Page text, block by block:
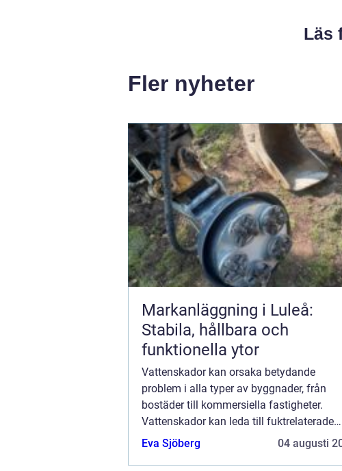
Läs
Fler nyheter
Markanläggning i Luleå:
Stabila, hållbara och
funktionella ytor
Vattenskador kan orsaka betydande
problem i alla typer av byggnader, från
bostäder till kommersiella fastigheter.
Vattenskador kan leda till fuktrelaterade
problem som mögel och kan i värsta fall
Eva Sjöberg 04 augusti